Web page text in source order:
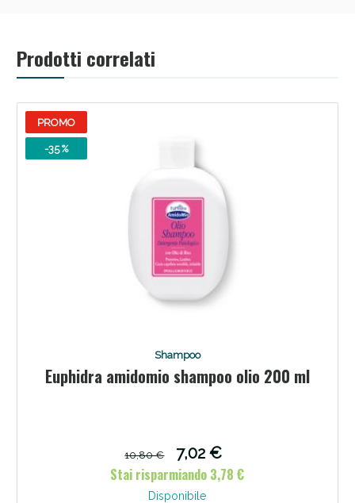
Prodotti correlati
PROMO
-35 %
Shampoo
Euphidra amidomio shampoo olio 200 ml
10,80 €
7,02 €
Stai risparmiando 3,78 €
Disponibile